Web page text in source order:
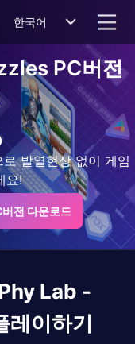
한국어
PC버전
발열현상 없이 게임
요!
전 다운로드
Lab -
레이하기